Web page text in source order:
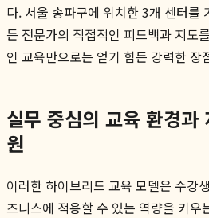
다. 서울 송파구에 위치한 3개 센터를
든 전문가의 직접적인 피드백과 지도
인 교육만으로는 얻기 힘든 강력한 장
실무 중심의 교육 환경과
원
이러한 하이브리드 교육 모델은 수강
즈니스에 적용할 수 있는 역량을 키우